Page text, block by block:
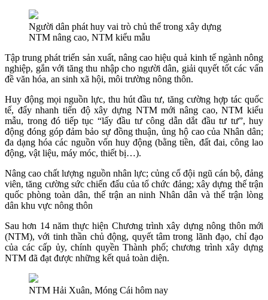
Người dân phát huy vai trò chủ thể trong xây dựng
NTM nâng cao, NTM kiểu mẫu
Tập trung phát triển sản xuất, nâng cao hiệu quả kinh tế ngành nông
nghiệp, gắn với tăng thu nhập cho người dân, giải quyết tốt các vấn
đề văn hóa, an sinh xã hội, môi trường nông thôn.
Huy động mọi nguồn lực, thu hút đầu tư, tăng cường hợp tác quốc
tế, đẩy nhanh tiến độ xây dựng NTM mới nâng cao, NTM kiểu
mẫu, trong đó tiếp tục “lấy đầu tư công dẫn dắt đầu tư tư”, huy
động đóng góp đảm bảo sự đồng thuận, ủng hộ cao của Nhân dân;
đa dạng hóa các nguồn vốn huy động (bằng tiền, đất đai, công lao
động, vật liệu, máy móc, thiết bị…).
Nâng cao chất lượng nguồn nhân lực; củng cố đội ngũ cán bộ, đảng
viên, tăng cường sức chiến đấu của tổ chức đảng; xây dựng thế trận
quốc phòng toàn dân, thế trận an ninh Nhân dân và thế trận lòng
dân khu vực nông thôn
Sau hơn 14 năm thực hiện Chương trình xây dựng nông thôn mới
(NTM), với tinh thần chủ động, quyết tâm trong lãnh đạo, chỉ đạo
của các cấp ủy, chính quyền Thành phố; chương trình xây dựng
NTM đã đạt được những kết quả toàn diện.
NTM Hải Xuân, Móng Cái hôm nay